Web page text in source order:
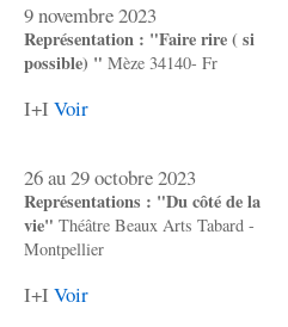
9 novembre 2023
Représentation : "Faire rire ( si
possible) " Mèze 34140- Fr
I+I Voir
26 au 29 octobre 2023
Représentations : "Du côté de la
vie" Théâtre Beaux Arts Tabard -
Montpellier
I+I Voir